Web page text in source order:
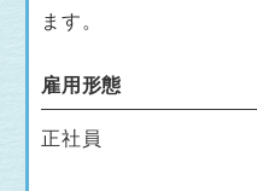
ます。
雇用形態
正社員